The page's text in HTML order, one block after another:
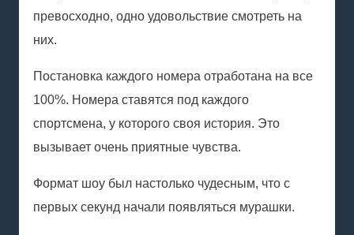
превосходно, одно удовольствие смотреть на
них.
Постановка каждого номера отработана на все
100%. Номера ставятся под каждого
спортсмена, у которого своя история. Это
вызывает очень приятные чувства.
Формат шоу был настолько чудесным, что с
первых секунд начали появляться мурашки.